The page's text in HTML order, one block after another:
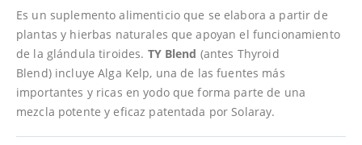
galería
imágenes
Es un suplemento alimenticio que se elabora a partir de
plantas y hierbas naturales que apoyan el funcionamiento
de la glándula tiroides. TY Blend (antes Thyroid
Blend) incluye Alga Kelp, una de las fuentes más
importantes y ricas en yodo que forma parte de una
mezcla potente y eficaz patentada por Solaray.